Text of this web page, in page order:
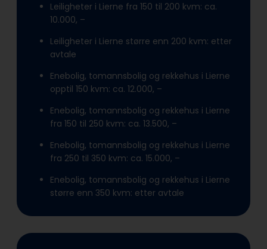
Leiligheter i Lierne fra 150 til 200 kvm: ca.
10.000, –
Leiligheter i Lierne større enn 200 kvm: etter
avtale
Enebolig, tomannsbolig og rekkehus i Lierne
opptil 150 kvm: ca. 12.000, –
Enebolig, tomannsbolig og rekkehus i Lierne
fra 150 til 250 kvm: ca. 13.500, –
Enebolig, tomannsbolig og rekkehus i Lierne
fra 250 til 350 kvm: ca. 15.000, –
Enebolig, tomannsbolig og rekkehus i Lierne
større enn 350 kvm: etter avtale